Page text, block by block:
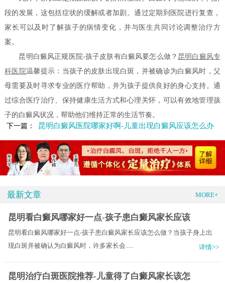
段的发展，这包括症状的缓解或者加剧。通过定期到医院进行复查，
家长可以及时了解孩子的病情变化，并与医生共同讨论调整治疗方
案。
昆明白癜风正规医院-孩子皮肤有白癜风要怎么做？ 昆明白癜风专
科医院温馨提示：当孩子的皮肤出现白斑，并被确诊为白癜风时，父
母需要及时寻求专业的医疗帮助，并为孩子提供良好的身心支持。通
过综合医疗治疗、保持健康生活方式和心理关怀，可以有效地管理孩
子的白癜风状况，帮助他们维持正常的生活节奏。
下一篇：
昆明白癜风医院哪家好啊-儿童出现白癜风应该怎么办
最新文章 MORE+
昆明看白癜风哪家好一点-孩子患白癜风家长应该
昆明看白癜风哪家好一点-孩子患白癜风家长应该怎么做？当孩子身上出
现白斑并被确认为白癜风时，许多家长会.....
详情>>
昆明治疗白斑医院推荐-儿童得了白癜风家长该怎